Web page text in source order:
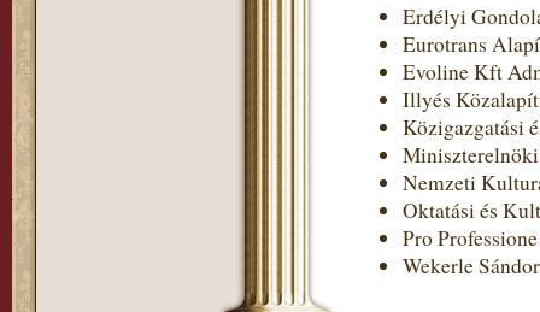
Erdélyi
Eurotrans
Evoline Kft
Illyés
Közigazgatási
Nemzeti
Oktatási és
Pro
Wekerle